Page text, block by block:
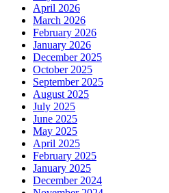
April 2026
March 2026
February 2026
January 2026
December 2025
October 2025
September 2025
August 2025
July 2025
June 2025
May 2025
April 2025
February 2025
January 2025
December 2024